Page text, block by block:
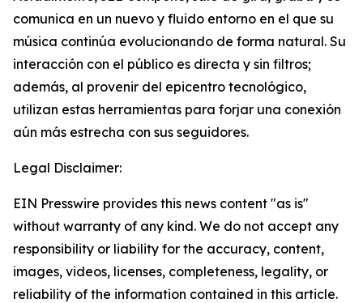
comunica en un nuevo y fluido entorno en el que su
música continúa evolucionando de forma natural. Su
interacción con el público es directa y sin filtros;
además, al provenir del epicentro tecnológico,
utilizan estas herramientas para forjar una conexión
aún más estrecha con sus seguidores.
Legal Disclaimer:
EIN Presswire provides this news content "as is"
without warranty of any kind. We do not accept any
responsibility or liability for the accuracy, content,
images, videos, licenses, completeness, legality, or
reliability of the information contained in this article.